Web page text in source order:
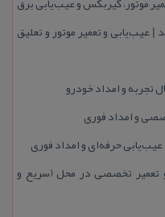
عیب‌یابی و تعمیر موتور و تعلیق
و امداد فوری
حرفه‌ای و امداد فوری
تعمیر تخصصی در محل (سریع و